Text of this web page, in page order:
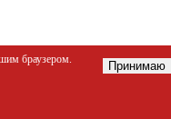
браузером.
Принимаю